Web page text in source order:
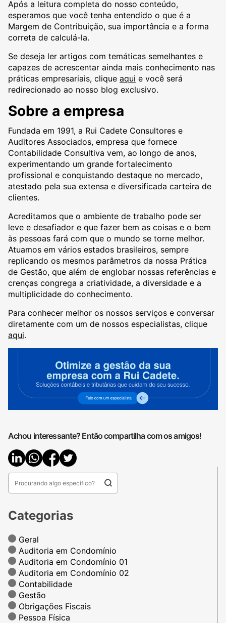
Categorias
Geral
Auditoria em Condomínio
Auditoria em Condomínio 01
Auditoria em Condomínio 02
Contabilidade
Gestão
Obrigações Fiscais
Pessoa Física
Após a leitura completa do nosso conteúdo,
esperamos que você tenha entendido o que é a
Margem de Contribuição, sua importância e a forma
correta de calculá-la.
Se deseja ler artigos com temáticas semelhantes e
capazes de acrescentar ainda mais conhecimento nas
práticas empresariais, clique aqui e você será
redirecionado ao nosso blog exclusivo.
Sobre a empresa
Fundada em 1991, a Rui Cadete Consultores e
Auditores Associados, empresa que fornece
Contabilidade Consultiva vem, ao longo de anos,
experimentando um grande fortalecimento
profissional e conquistando destaque no mercado,
atestado pela sua extensa e diversificada carteira de
clientes.
Acreditamos que o ambiente de trabalho pode ser
leve e desafiador e que fazer bem as coisas e o bem
às pessoas fará com que o mundo se torne melhor.
Atuamos em vários estados brasileiros, sempre
replicando os mesmos parâmetros da nossa Prática
de Gestão, que além de englobar nossas referências e
crenças congrega a criatividade, a diversidade e a
multiplicidade do conhecimento.
Para conhecer melhor os nossos serviços e conversar
diretamente com um de nossos especialistas, clique
aqui.
Achou interessante? Então compartilha com os amigos!